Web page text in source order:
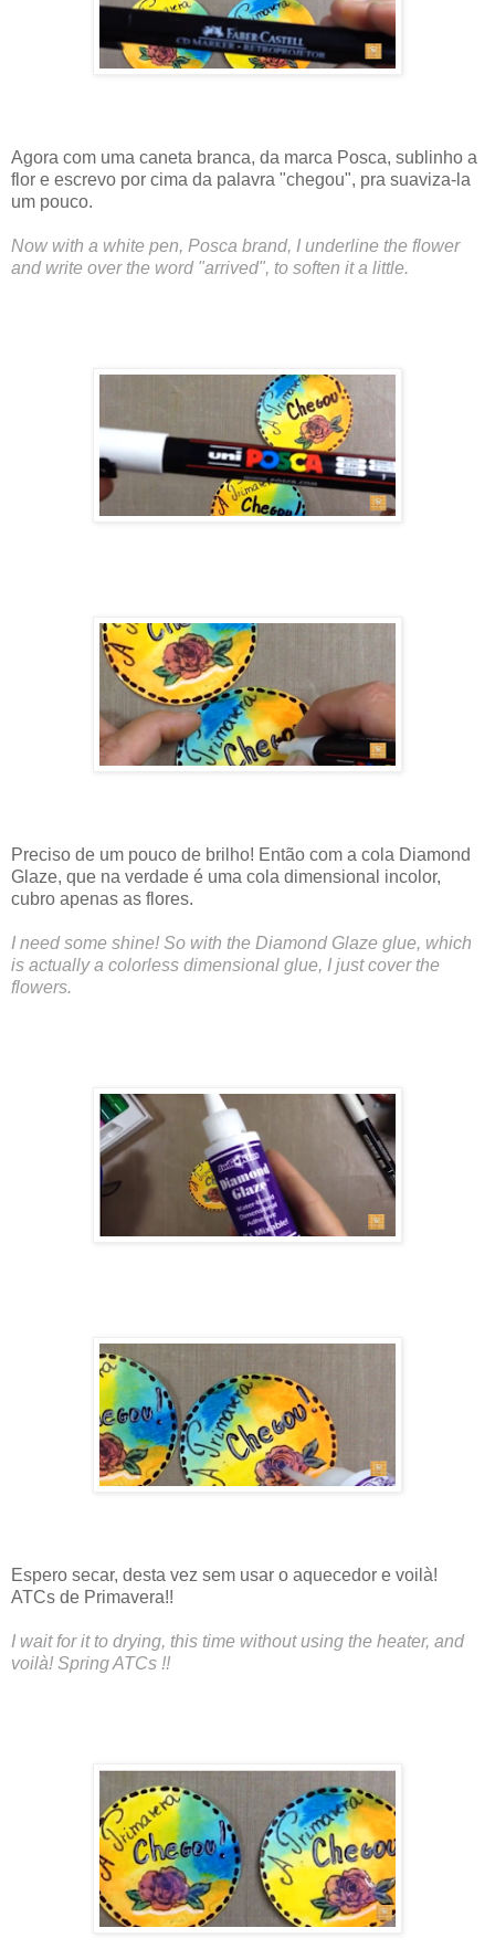
Agora com uma caneta branca, da marca Posca, sublinho a
flor e escrevo por cima da palavra "chegou", pra suaviza-la
um pouco.
Now with a white pen, Posca brand, I underline the flower
and write over the word "arrived", to soften it a little.
Preciso de um pouco de brilho! Então com a cola Diamond
Glaze, que na verdade é uma cola dimensional incolor,
cubro apenas as flores.
I need some shine! So with the Diamond Glaze glue, which
is actually a colorless dimensional glue, I just cover the
flowers.
Espero secar, desta vez sem usar o aquecedor e voilà!
ATCs de Primavera!!
I wait for it to drying, this time without using the heater, and
voilà! Spring ATCs !!